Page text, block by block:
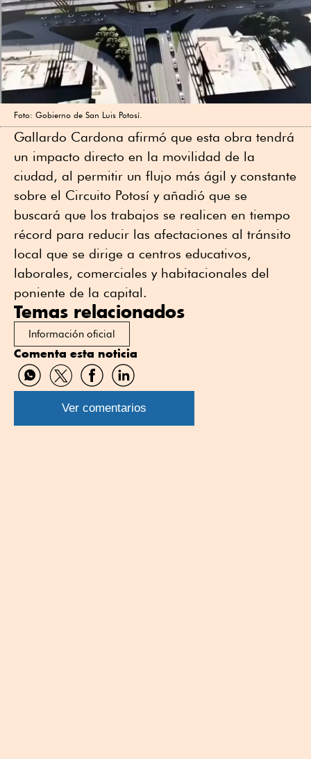
Foto: Gobierno de San Luis Potosí.
Gallardo Cardona afirmó que esta obra tendrá
un impacto directo en la movilidad de la
ciudad, al permitir un flujo más ágil y constante
sobre el Circuito Potosí y añadió que se
buscará que los trabajos se realicen en tiempo
récord para reducir las afectaciones al tránsito
local que se dirige a centros educativos,
laborales, comerciales y habitacionales del
poniente de la capital.
Temas relacionados
Información oficial
Comenta esta noticia
Compartir
por
WhatsApp
Compartir
por
Twitter
Compartir
por
Facebook
Compartir
por
Linkedin
Ver comentarios